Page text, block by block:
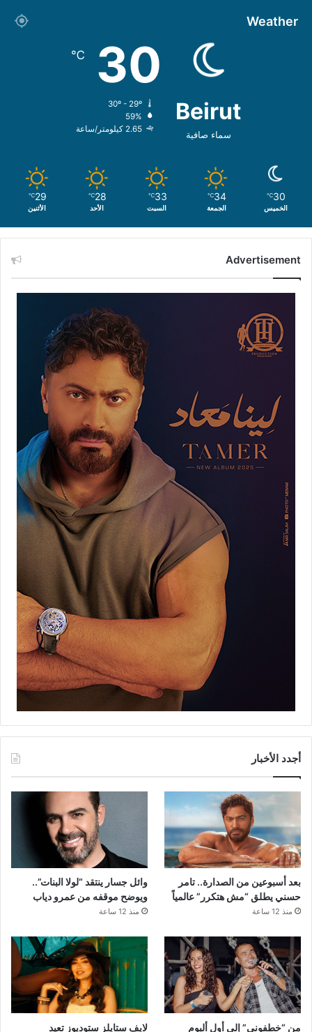
Weather
Beirut
سماء صافية
30
℃
59%
2.65 كيلومتر/ساعة
30
℃
الخميس
34
℃
الجمعة
33
℃
السبت
28
℃
الأحد
29
℃
الأثنين
Advertisement
أجدد الأخبار
بعد أسبوعين من الصدارة.. تامر
حسني يطلق “مش هتكرر” عالمياً
منذ 12 ساعة
وائل جسار ينتقد “لولا البنات”..
ويوضح موقفه من عمرو دياب
منذ 12 ساعة
من “خطفوني” إلى أول ألبوم لايف ستايلز ستوديوز تعيد